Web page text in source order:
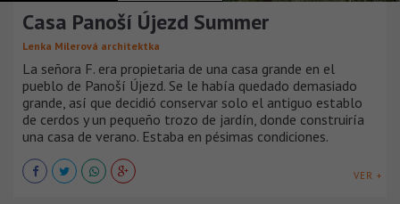
Casa Panoší Újezd Summer
Lenka Milerová architektka
La señora F. era propietaria de una casa grande en el
pueblo de Panoší Újezd. Se le había quedado demasiado
grande, así que decidió conservar solo el antiguo establo
de cerdos y un pequeño trozo de jardín, donde construiría
una casa de verano. Estaba en pésimas condiciones.
VER +